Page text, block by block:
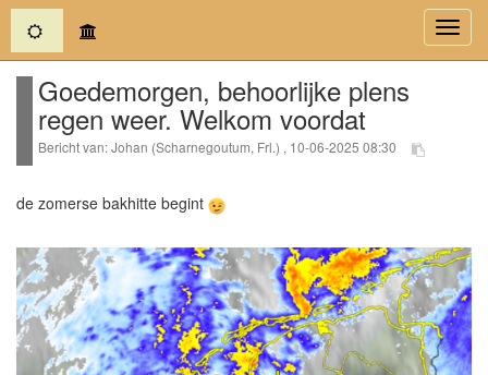
(current)
Goedemorgen, behoorlijke plens
regen weer. Welkom voordat
Bericht van: Johan (Scharnegoutum, Frl.) , 10-06-2025 08:30
de zomerse bakhitte begint